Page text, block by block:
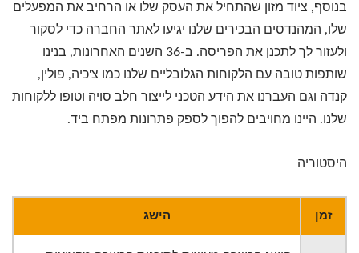
בנוסף, ציוד מזון שהתחיל את העסק שלו או הרחיב את המפעלים
שלו, המהנדסים הבכירים שלנו יגיעו לאתר החברה כדי לסקור
ולעזור לך לתכנן את הפריסה. ב-36 השנים האחרונות, בנינו
שותפות טובה עם הלקוחות הגלובליים שלנו כמו צ'כיה, פולין,
קנדה וגם העברנו את הידע הטכני לייצור חלב סויה וטופו ללקוחות
שלנו. היינו מחויבים להפוך לספק פתרונות מפתח ביד.
היסטוריה
זמן הישג